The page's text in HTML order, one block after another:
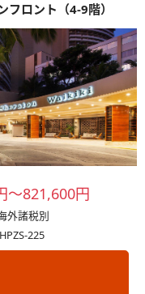
ロント（4-9階）
～821,600円
外諸税別
225